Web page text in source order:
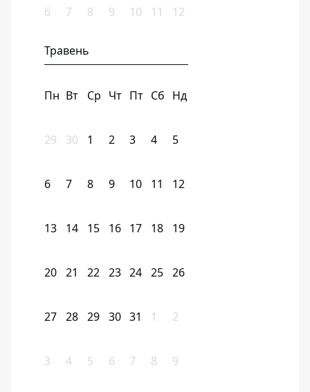
6 7 8 9 10 11 12
Травень
Пн Вт Ср Чт Пт Сб Нд
29 30 1 2 3 4 5
6 7 8 9 10 11 12
13 14 15 16 17 18 19
20 21 22 23 24 25 26
27 28 29 30 31 1 2
3 4 5 6 7 8 9